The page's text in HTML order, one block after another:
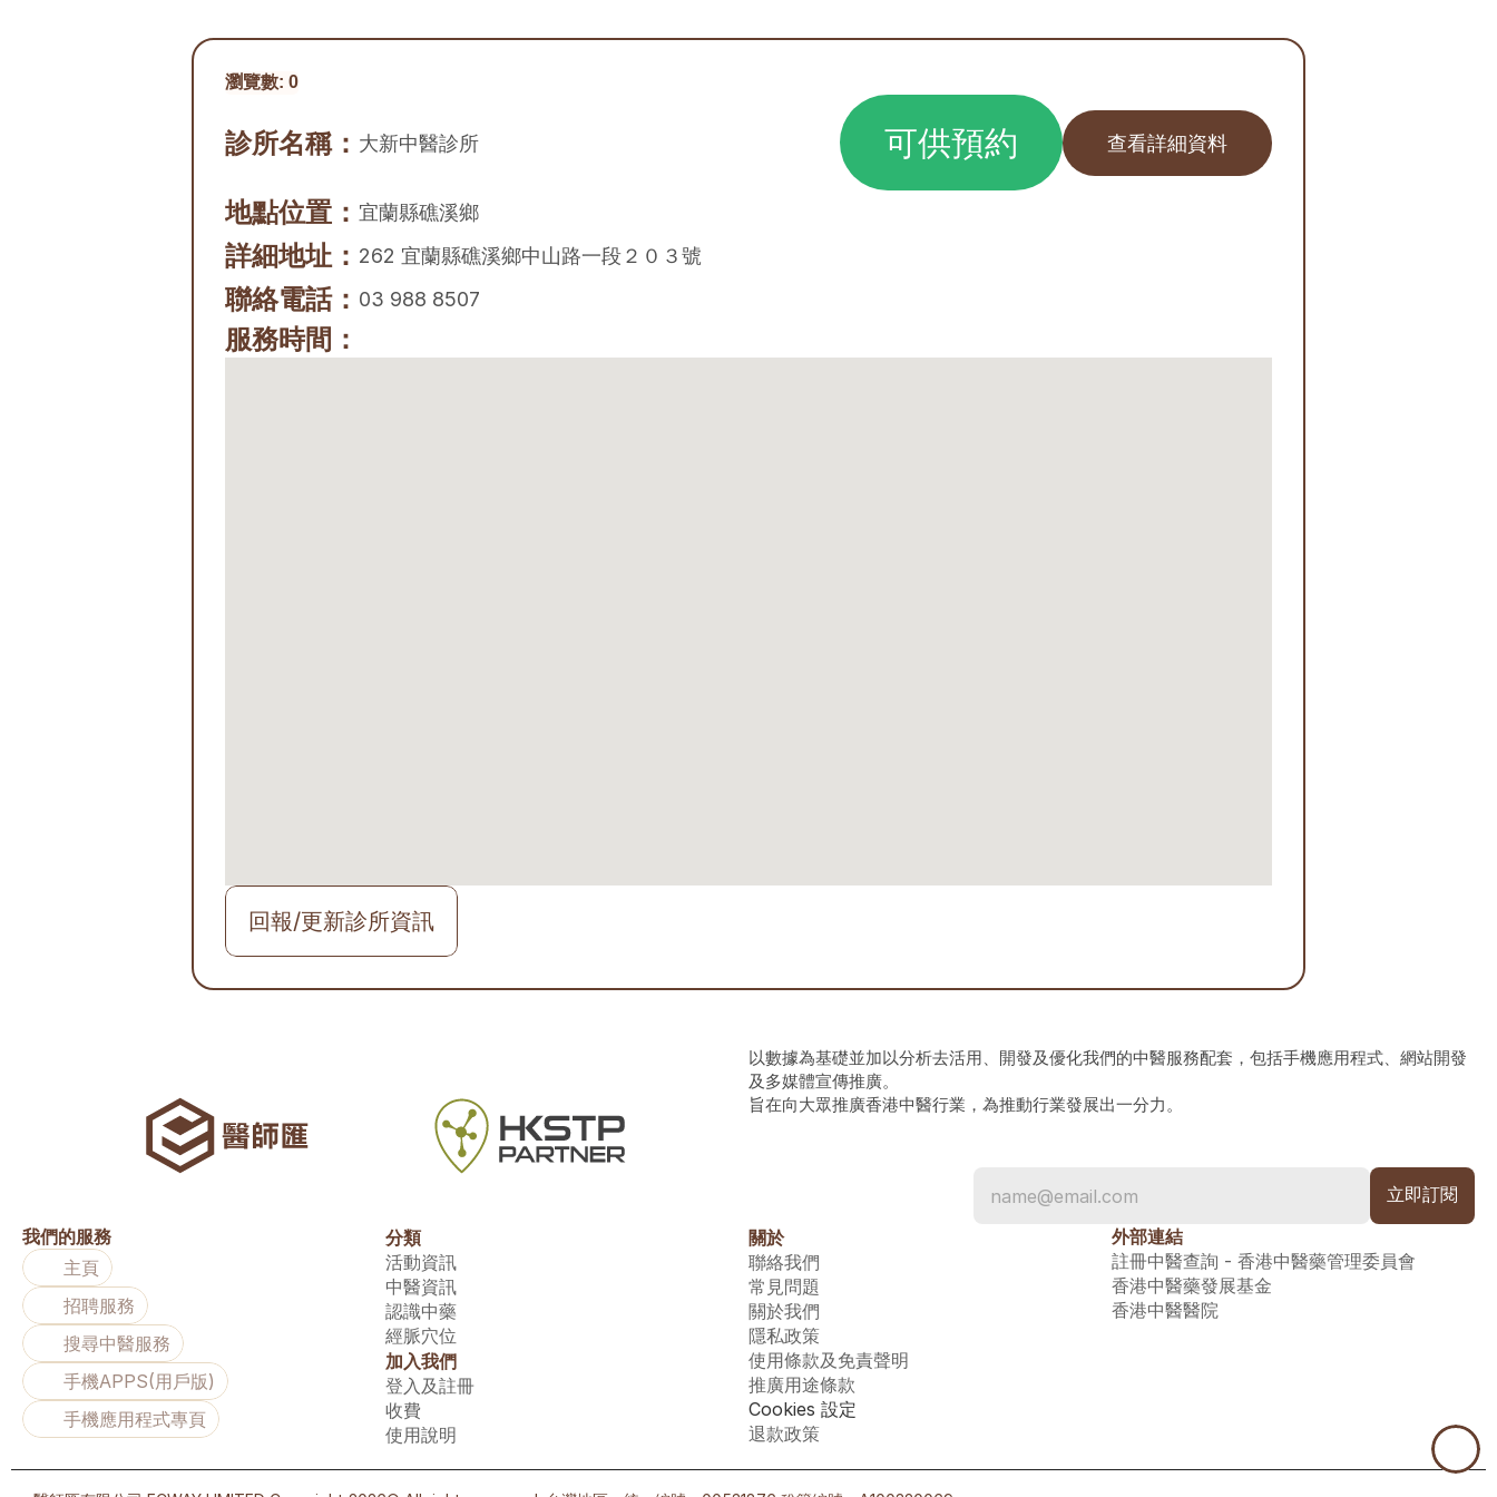
瀏覽數: 0
診所名稱： 大新中醫診所 可供預約 查看詳細資料
地點位置： 宜蘭縣礁溪鄉
詳細地址： 262 宜蘭縣礁溪鄉中山路一段２０３號
聯絡電話： 03 988 8507
服務時間：
回報/更新診所資訊
以數據為基礎並加以分析去活用、開發及優化我們的中醫服務配套，包括手機應用程式、網站開發
及多媒體宣傳推廣。
旨在向大眾推廣香港中醫行業，為推動行業發展出一分力。
我們的服務
主頁
招聘服務
搜尋中醫服務
手機APPS(用戶版)
手機應用程式專頁
分類
活動資訊
中醫資訊
認識中藥
經脈穴位
加入我們
登入及註冊
收費
使用說明
關於
聯絡我們
常見問題
關於我們
隱私政策
使用條款及免責聲明
推廣用途條款
Cookies 設定
退款政策
外部連結
註冊中醫查詢 - 香港中醫藥管理委員會
香港中醫藥發展基金
香港中醫醫院